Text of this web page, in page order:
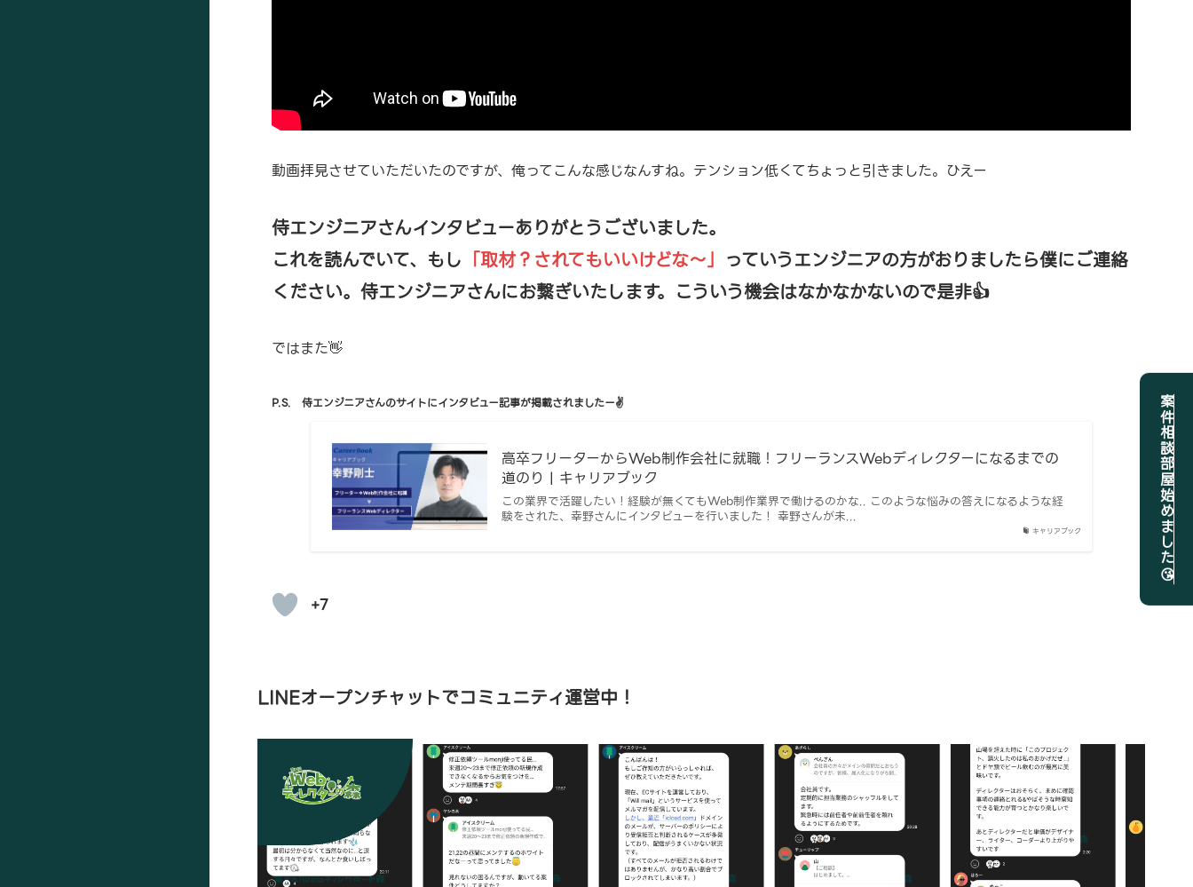
動画拝見させていただいたのですが、俺ってこんな感じなんすね。テンション低くてちょっと引きました。ひえー
侍エンジニアさんインタビューありがとうございました。
これを読んでいて、もし 「取材？されてもいいけどな～」 っていうエンジニアの方がおりましたら僕にご連絡
ください。侍エンジニアさんにお繋ぎいたします。こういう機会はなかなかないので是非👍
ではまた👋
P.S. 侍エンジニアさんのサイトにインタビュー記事が掲載されましたー✌
キャリアブック
高卒フリーターからWeb制作会社に就職！フリーランスWebディレクターになるまでの
道のり | キャリアブック
この業界で活躍したい！経験が無くてもWeb制作業界で働けるのかな.. このような悩みの答えになるような経
験をされた、幸野さんにインタビューを行いました！ 幸野さんが未...
+7
LINEオープンチャットでコミュニティ運営中！
案件相談部屋始めました😘